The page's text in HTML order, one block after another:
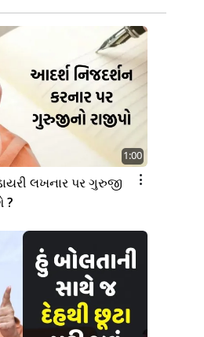
1:00
લખનાર પર ગુરુજી
?